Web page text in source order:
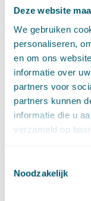
Deze website
We gebruiken
personaliseren,
en om ons
informatie over
partners voor
partners kunnen
informatie die u
verzameld op
Noodzakelijk
maart (14)
januari (15)
►
2020
december (6)
november
oktober (14)
september
augustus (2)
juli (20)
april (20)